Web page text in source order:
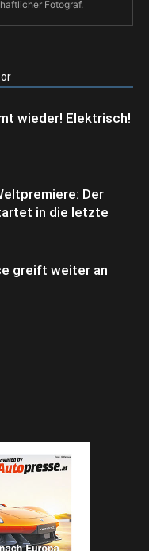
Fotograf.
wieder! Elektrisch!
Der
in die letzte
greift weiter an